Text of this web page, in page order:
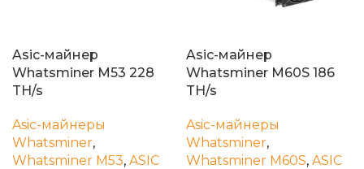
Asic-майнер
Whatsminer M53 228
TH/s
Asic-майнеры
Whatsminer,
Whatsminer M53, ASIC
Asic-майнер
Whatsminer M60S 186
TH/s
Asic-майнеры
Whatsminer,
Whatsminer M60S, ASIC